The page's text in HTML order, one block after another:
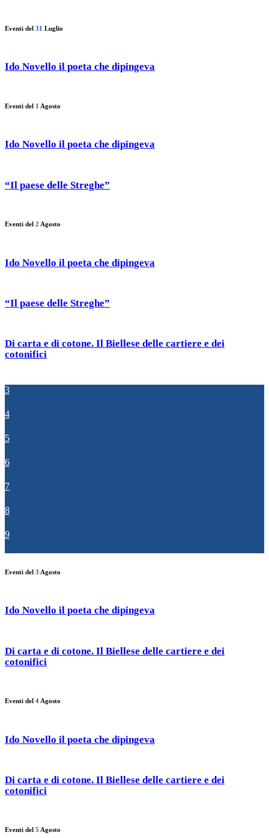
Eventi del 31 Luglio
Ido Novello il poeta che dipingeva
Eventi del 1 Agosto
Ido Novello il poeta che dipingeva
“Il paese delle Streghe”
Eventi del 2 Agosto
Ido Novello il poeta che dipingeva
“Il paese delle Streghe”
Di carta e di cotone. Il Biellese delle cartiere e dei
cotonifici
3
4
5
6
7
8
9
Eventi del 3 Agosto
Ido Novello il poeta che dipingeva
Di carta e di cotone. Il Biellese delle cartiere e dei
cotonifici
Eventi del 4 Agosto
Ido Novello il poeta che dipingeva
Di carta e di cotone. Il Biellese delle cartiere e dei
cotonifici
Eventi del 5 Agosto